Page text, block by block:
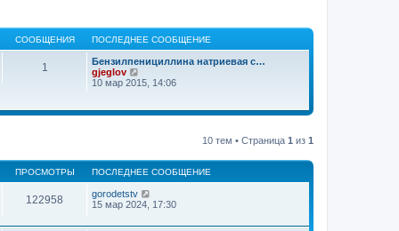
СООБЩЕНИЯ ПОСЛЕДНЕЕ СООБЩЕНИЕ
1
Бензилпенициллина натриевая с…
gjeglov
е
й
о
с
л
е
д
10 мар 2015, 14:06
10 тем • Страница 1 из 1
ПРОСМОТРЫ ПОСЛЕДНЕЕ СООБЩЕНИЕ
122958
gorodetstv
15 мар 2024, 17:30